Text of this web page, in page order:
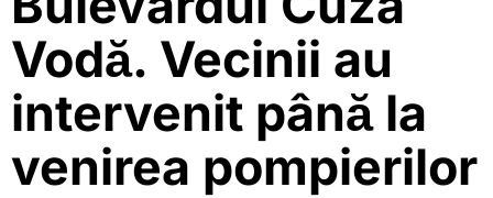
Vodă. Vecinii au
intervenit până la
venirea pompierilor